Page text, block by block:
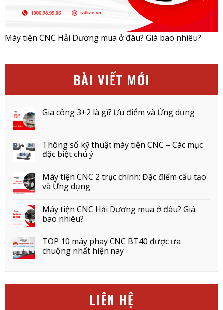
Máy tiện CNC Hải Dương mua ở đâu? Giá bao nhiêu?
BÀI VIẾT MỚI
Gia công 3+2 là gì? Ưu điểm và Ứng dụng
Thông số kỹ thuật máy tiện CNC – Các mục
đặc biệt chú ý
Máy tiện CNC 2 trục chính: Đặc điểm cấu tạo
và Ứng dụng
Máy tiện CNC Hải Dương mua ở đâu? Giá
bao nhiêu?
TOP 10 máy phay CNC BT40 được ưa
chuộng nhất hiện nay
LIÊN HỆ